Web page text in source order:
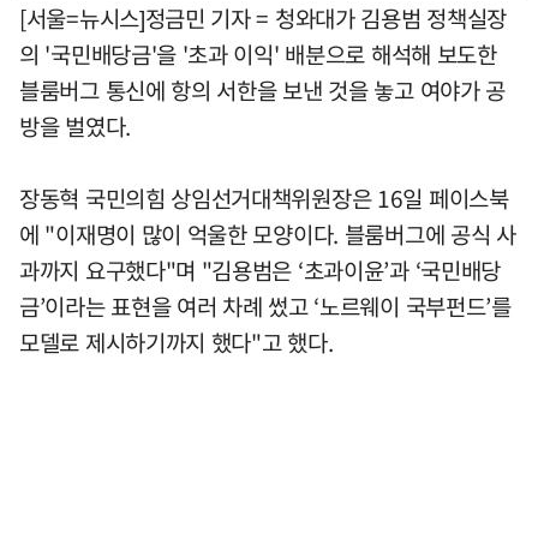
[서울=뉴시스]정금민 기자 = 청와대가 김용범 정책실장
의 '국민배당금'을 '초과 이익' 배분으로 해석해 보도한
블룸버그 통신에 항의 서한을 보낸 것을 놓고 여야가 공
방을 벌였다.
장동혁 국민의힘 상임선거대책위원장은 16일 페이스북
에 "이재명이 많이 억울한 모양이다. 블룸버그에 공식 사
과까지 요구했다"며 "김용범은 ‘초과이윤’과 ‘국민배당
금’이라는 표현을 여러 차례 썼고 ‘노르웨이 국부펀드’를
모델로 제시하기까지 했다"고 했다.